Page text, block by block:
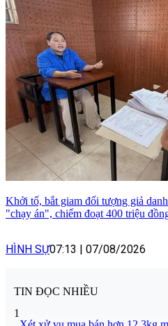
Khởi tố, bắt giam đối tượng giả
"chạy án", chiếm đoạt 400 triệu
HÌNH SỰ07:13 | 07/08/2026
TIN ĐỌC NHIỀU
1